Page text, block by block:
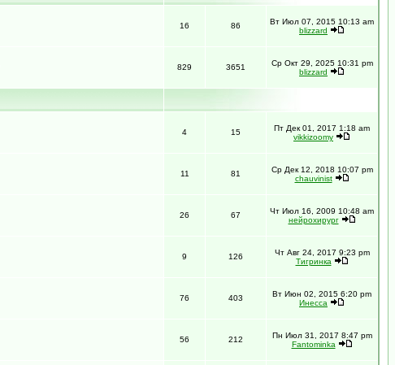
16 86
Вт Июл 07, 2015 10:13 am
blizzard
829 3651
Ср Окт 29, 2025 10:31 pm
blizzard
4 15
Пт Дек 01, 2017 1:18 am
vikkizoomy
11 81
Ср Дек 12, 2018 10:07 pm
chauvinist
26 67
Чт Июл 16, 2009 10:48 am
нейрохирург
9 126
Чт Авг 24, 2017 9:23 pm
Тигринка
76 403
Вт Июн 02, 2015 6:20 pm
Инесса
56 212
Пн Июл 31, 2017 8:47 pm
Fantominka